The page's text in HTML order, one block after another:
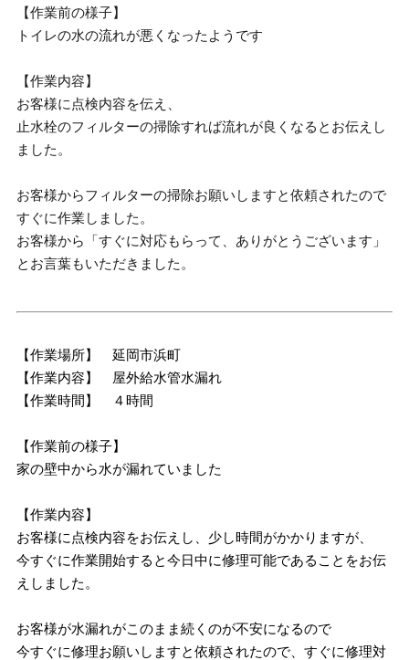
【作業前の様子】
トイレの水の流れが悪くなったようです
【作業内容】
お客様に点検内容を伝え、
止水栓のフィルターの掃除すれば流れが良くなるとお伝えし
ました。
お客様からフィルターの掃除お願いしますと依頼されたので
すぐに作業しました。
お客様から「すぐに対応もらって、ありがとうございます」
とお言葉もいただきました。
【作業場所】 延岡市浜町
【作業内容】 屋外給水管水漏れ
【作業時間】 ４時間
【作業前の様子】
家の壁中から水が漏れていました
【作業内容】
お客様に点検内容をお伝えし、少し時間がかかりますが、
今すぐに作業開始すると今日中に修理可能であることをお伝
えしました。
お客様が水漏れがこのまま続くのが不安になるので
今すぐに修理お願いしますと依頼されたので、すぐに修理対